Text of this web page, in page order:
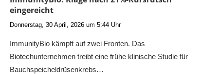
eingereicht
Donnerstag, 30 April, 2026 um 5:44 Uhr
ImmunityBio kämpft auf zwei Fronten. Das
Biotechunternehmen treibt eine frühe klinische Studie für
Bauchspeicheldrüsenkrebs…